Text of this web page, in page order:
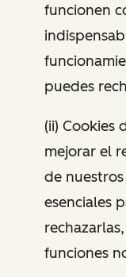
funcionen
puedes
(ii) Cookies
mejorar el
de
esenciales
funciones